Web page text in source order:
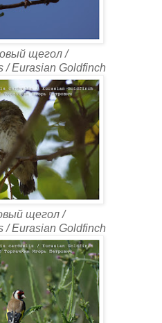
щегол /
/ Eurasian Goldfinch
щегол /
/ Eurasian Goldfinch